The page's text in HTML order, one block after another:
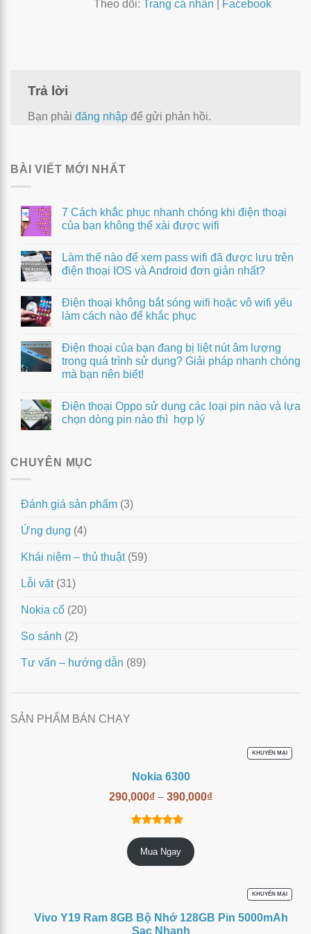
Theo dõi: Trang cá nhân Facebook
Trả lời
Bạn phải đăng nhập để gửi phản hồi.
BÀI VIẾT MỚI NHẤT
7 Cách khắc phục nhanh chóng khi điện thoại
của bạn không thể xài được wifi
Làm thế nào để xem pass wifi đã được lưu trên
điện thoại IOS và Android đơn giản nhất?
Điện thoại không bắt sóng wifi hoặc vô wifi yếu
làm cách nào để khắc phục
Điện thoại của bạn đang bị liệt nút âm lượng
trong quá trình sử dụng? Giải pháp nhanh chóng
mà bạn nên biết!
Điện thoại Oppo sử dụng các loại pin nào và lựa
chọn dòng pin nào thì hợp lý
CHUYÊN MỤC
Đánh giá sản phẩm (3)
Ứng dụng (4)
Khái niệm – thủ thuật(59)
Lỗi vặt(31)
Nokia cổ (20)
So sánh (2)
Tư vấn – hướng dẫn (89)
SẢN PHẨM BÁN CHẠY
Nokia 6300
KHUYẾN MẠISẢN
PHẨM
290,000₫ – 390,000₫
4.86trên
5 dựa trên
14
Mua Ngay
Vivo Y19 Ram 8GB Bộ Nhớ 128GB Pin 5000mAh
Sạc Nhanh
KHUYẾN MẠISẢN
PHẨM
GIẢM